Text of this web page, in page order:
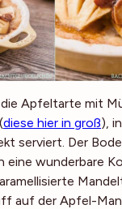
die Apfeltarte mit
diese hier in groß),
serviert. Der
eine wunderbare
auf der Apfel-